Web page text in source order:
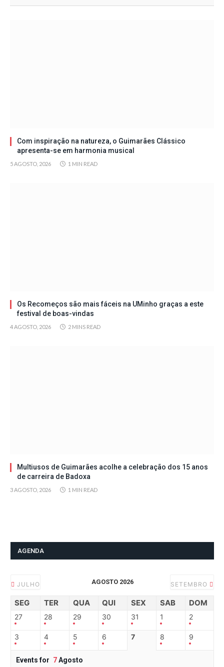
Com inspiração na natureza, o Guimarães Clássico
apresenta-se em harmonia musical
5 AGOSTO, 2026 1 MIN READ
Os Recomeços são mais fáceis na UMinho graças a este
festival de boas-vindas
4 AGOSTO, 2026 2 MINS READ
Multiusos de Guimarães acolhe a celebração dos 15 anos
de carreira de Badoxa
3 AGOSTO, 2026 1 MIN READ
AGENDA
JULHO AGOSTO 2026 SETEMBRO
SEG TER QUA QUI SEX SAB DOM
27 28 29 30 31 1 2
3 4 5 6 7 8 9
Events for 7Agosto